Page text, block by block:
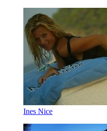
Ines Nice